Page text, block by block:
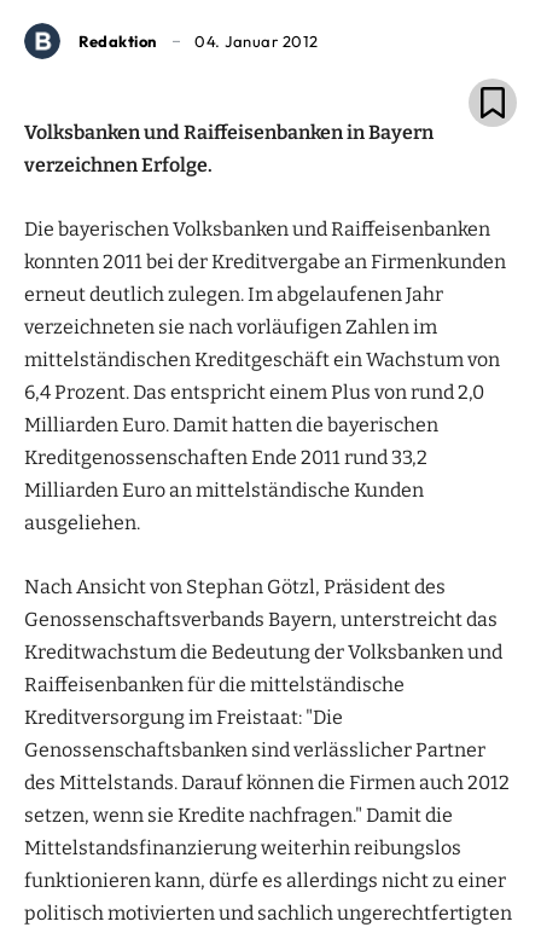
Redaktion 04. Januar 2012
Volksbanken und Raiffeisenbanken in Bayern
verzeichnen Erfolge.
Die bayerischen Volksbanken und Raiffeisenbanken
konnten 2011 bei der Kreditvergabe an Firmenkunden
erneut deutlich zulegen. Im abgelaufenen Jahr
verzeichneten sie nach vorläufigen Zahlen im
mittelständischen Kreditgeschäft ein Wachstum von
6,4 Prozent. Das entspricht einem Plus von rund 2,0
Milliarden Euro. Damit hatten die bayerischen
Kreditgenossenschaften Ende 2011 rund 33,2
Milliarden Euro an mittelständische Kunden
ausgeliehen.
Nach Ansicht von Stephan Götzl, Präsident des
Genossenschaftsverbands Bayern, unterstreicht das
Kreditwachstum die Bedeutung der Volksbanken und
Raiffeisenbanken für die mittelständische
Kreditversorgung im Freistaat: "Die
Genossenschaftsbanken sind verlässlicher Partner
des Mittelstands. Darauf können die Firmen auch 2012
setzen, wenn sie Kredite nachfragen." Damit die
Mittelstandsfinanzierung weiterhin reibungslos
funktionieren kann, dürfe es allerdings nicht zu einer
politisch motivierten und sachlich ungerechtfertigten